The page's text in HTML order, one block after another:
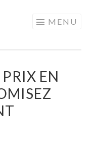
MENU
EN